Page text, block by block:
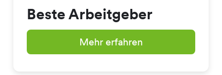
Beste Arbeitgeber
Mehr erfahren